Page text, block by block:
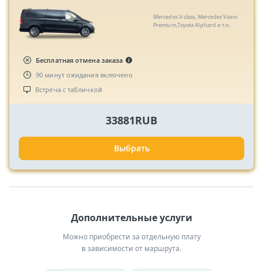
Mercedes V-class, Mercedes Viano
Premium,Toyota Alphard и т.п.
Бесплатная отмена заказа
90 минут ожидания включено
Встреча с табличкой
33881RUB
Выбрать
Дополнительные услуги
Можно приобрести за отдельную плату
в зависимости от маршрута.